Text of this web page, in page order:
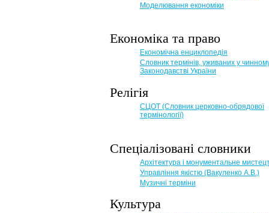
Моделювання економіки
Економіка та право
Eкономічна енциклопедія
Словник термінів, уживаних у
Законодавстві України
Релігія
СЦОТ (Словник церковно-обрядової
термінології)
Спеціалізовані словники
Архітектура і монументальне
Управління якістю (Вакуленко А.В.)
Музичні терміни
Культура